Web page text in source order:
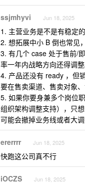
ssjmhyvi Jun 18, 2025
1. 主营业务是不是有稳定
2. 想拓展中小 B 倒也常见
3. 有几个 case 处于售前/
率一年内战略方向还得调整
4. 产品还没有 ready ，但
要在售卖渠道、售卖对象
5. 如果你要身兼多个岗位
组织架构调整支持），只
可能会撤掉业务线或者大调
ererrrr Jun 18, 2025
快跑这公司真不行
iOCZS Jun 18, 2025